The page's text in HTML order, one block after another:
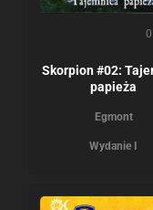
Skorpion #02:
papieża
Egmont
Wydanie I